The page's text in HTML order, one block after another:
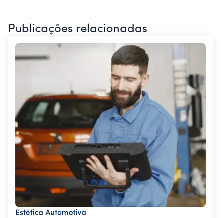
Publicações relacionadas
Estética Automotiva